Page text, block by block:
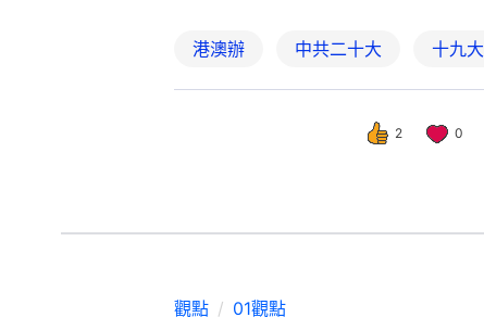
港澳辦 中共二十大 十九大
2 0
觀點 01觀點